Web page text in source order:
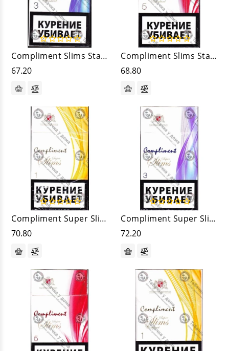
Compliment Slims Standard 3
67.20
Compliment Slims Standard 5
68.80
Compliment Super Slims 1
70.80
Compliment Super Slims 3
72.20